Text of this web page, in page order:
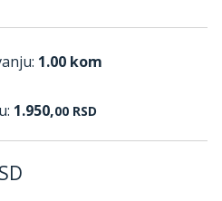
1.00 kom
1.950,00 RSD